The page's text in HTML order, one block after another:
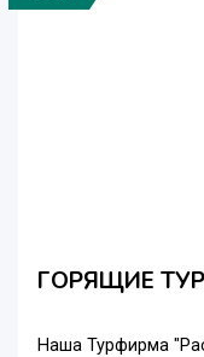
ГОРЯЩИЕ
Наша Турфирма